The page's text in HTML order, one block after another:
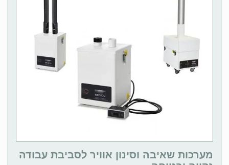
מערכות שאיבה וסינון אוויר לסביבת עבודה